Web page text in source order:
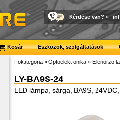
Kérdése van? »
Kosár Eszközök, szolgáltatások
Főkategória » Optoelektronika » Ellenőrző
LY-BA9S-24
LED lámpa, sárga, BA9S,